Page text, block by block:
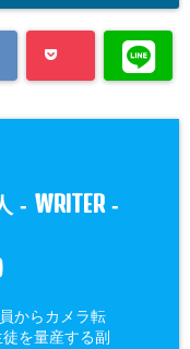
- WRITER-
からカメラ転
を量産する副